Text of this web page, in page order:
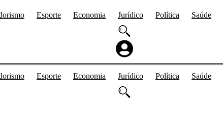
Esporte Economia Jurídico Política Saúde
Esporte Economia Jurídico Política Saúde